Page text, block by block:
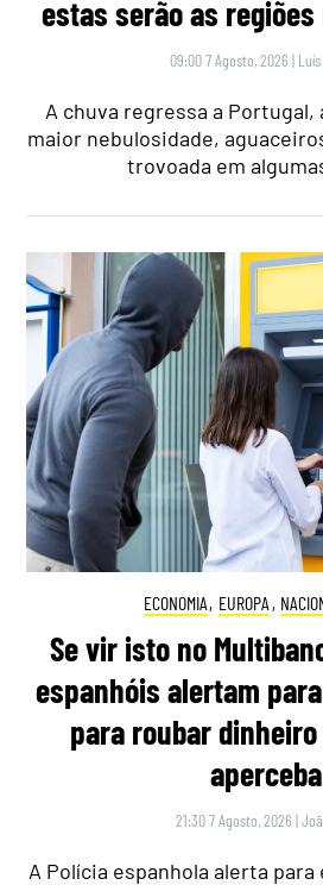
estas serão as
09:00 7 Agosto, 2026 |
A chuva regressa a Portugal,
maior nebulosidade,
trovoada em
ECONOMIA, EUROPA ,
Se vir isto no
espanhóis alertam
para roubar
aperceba
21:30 7 Agosto, 2026 |
A Polícia espanhola alerta